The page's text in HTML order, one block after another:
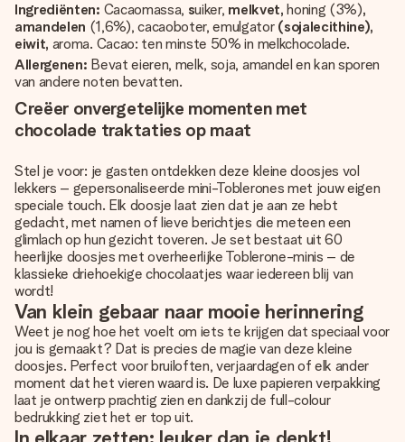
Ingrediënten: Cacaomassa, suiker, melkvet,honing (3%),
amandelen (1,6%), cacaoboter, emulgator(sojalecithine),
eiwit, aroma. Cacao: ten minste 50% in melkchocolade.
Allergenen: Bevat eieren, melk, soja, amandel en kan sporen
van andere noten bevatten.
Creëer onvergetelijke momenten met
chocolade traktaties op maat
Stel je voor: je gasten ontdekken deze kleine doosjes vol
lekkers – gepersonaliseerde mini-Toblerones met jouw eigen
speciale touch. Elk doosje laat zien dat je aan ze hebt
gedacht, met namen of lieve berichtjes die meteen een
glimlach op hun gezicht toveren. Je set bestaat uit 60
heerlijke doosjes met overheerlijke Toblerone-minis – de
klassieke driehoekige chocolaatjes waar iedereen blij van
wordt!
Van klein gebaar naar mooie herinnering
Weet je nog hoe het voelt om iets te krijgen dat speciaal voor
jou is gemaakt? Dat is precies de magie van deze kleine
doosjes. Perfect voor bruiloften, verjaardagen of elk ander
moment dat het vieren waard is. De luxe papieren verpakking
laat je ontwerp prachtig zien en dankzij de full-colour
bedrukking ziet het er top uit.